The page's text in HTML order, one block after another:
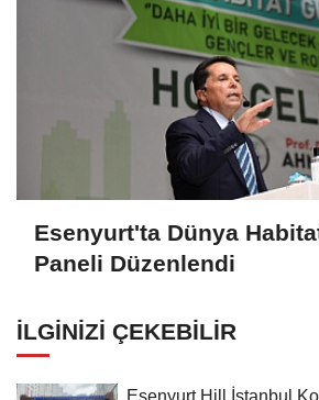
Esenyurt'ta Dünya
Paneli Düzenlendi
İLGINIZI ÇEKEBILIR
Esenyurt Hill İstanbul